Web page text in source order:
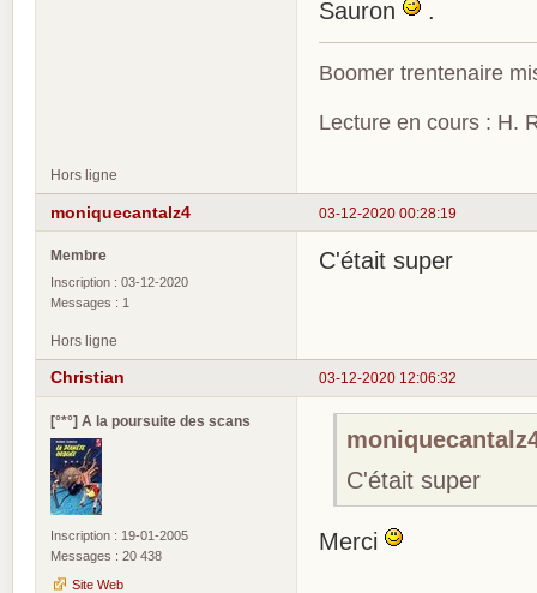
Sauron
.
Boomer trentenaire
Lecture en cours : H.
Hors ligne
03-12-2020 00:28:19
moniquecantalz4
Membre
Inscription : 03-12-2020
Messages : 1
C'était super
Hors ligne
03-12-2020 12:06:32
Christian
[°*°] A la poursuite des scans
Inscription : 19-01-2005
Messages : 20 438
Site Web
C'était super
Merci